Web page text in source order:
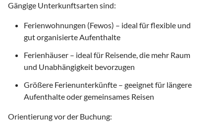
Gängige Unterkunftsarten sind:
Ferienwohnungen (Fewos) – ideal für flexible und
gut organisierte Aufenthalte
Ferienhäuser – ideal für Reisende, die mehr Raum
und Unabhängigkeit bevorzugen
Größere Ferienunterkünfte – geeignet für längere
Aufenthalte oder gemeinsames Reisen
Orientierung vor der Buchung: